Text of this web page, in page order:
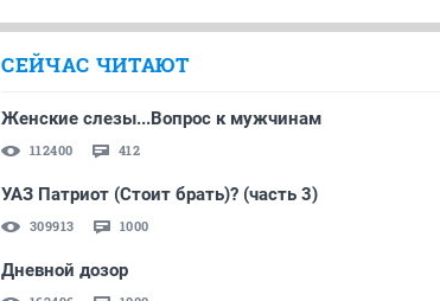
СЕЙЧАС ЧИТАЮТ
Женские слезы...Вопрос к мужчинам
112400 412
УАЗ Патриот (Стоит брать)? (часть 3)
309913 1000
Дневной дозор